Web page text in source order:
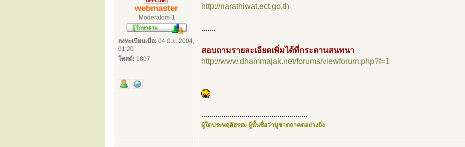
webmaster
Moderators-1
ลงทะเบียนเมื่อ: 04 มิ.ย. 2004,
01:20
โพสต์: 1807
http://narathiwat.ect.go.th
.......
สอบถามรายละเอียดเพิ่มได้ที่กระดานสนทนา
http://www.dhammajak.net/forums/viewforum.php?f=1
.....................................................
ผู้ใดประพฤติธรรม ผู้นั้นชื่อว่าบูชาตถาคตอย่างยิ่ง